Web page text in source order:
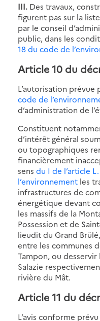
III. Des travaux,
figurent pas sur la
par le conseil
public, dans les
18 du code de
Article 10 du
L’autorisation prévue
code de
d’administration de
Constituent
d’intérêt général
ou topographiques
financièrement
sens du I de l’article
l’environnement les
infrastructures de
énergétique devant
les massifs de la
Possession et de
lieudit du Grand
entre les communes
Tampon, ou
Salazie
rivière du Mât.
Article 11 du
L’avis conforme